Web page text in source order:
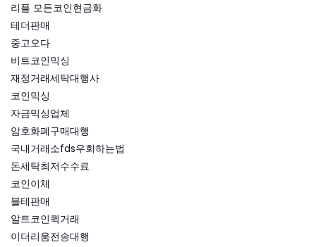
리플 모든코인현금화
테더판매
중고오다
비트코인믹싱
재정거래세탁대행사
코인믹싱
자금믹싱업체
암호화폐구매대행
국내거래소fds우회하는법
돈세탁최저수수료
코인이체
블테판매
알트코인퀵거래
이더리움전송대행